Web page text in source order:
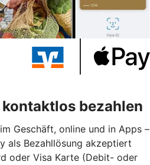
bezahlen
Geschäft, online und in Apps –
als Bezahllösung akzeptiert
oder Visa Karte (Debit- oder